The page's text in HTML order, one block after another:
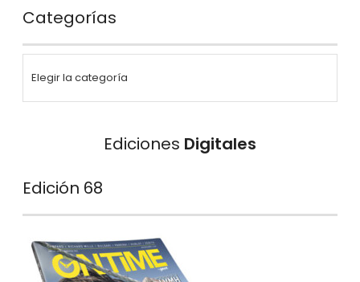
Categorías
Ediciones Digitales
Edición 68